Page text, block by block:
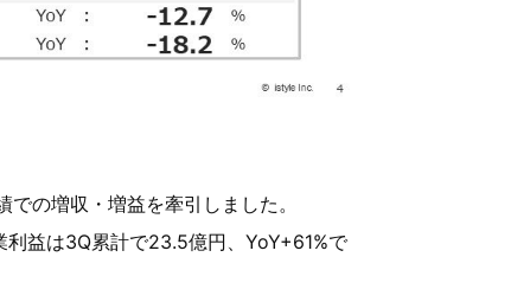
の増収・増益を牽引しました。
益は3Q累計で23.5億円、YoY+61%で